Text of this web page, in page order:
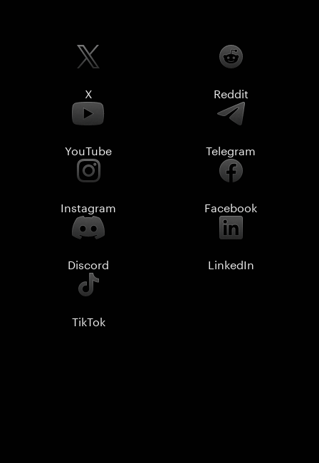
X Reddit
YouTube Telegram
Instagram Facebook
Discord LinkedIn
TikTok